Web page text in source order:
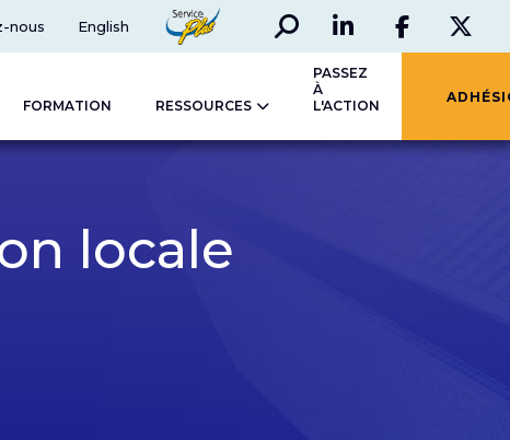
nous English
ServicePlus
Rechercher Social
LinkedIn
FORMATION RESSOURCES
PASSEZ
À
L'ACTION
locale